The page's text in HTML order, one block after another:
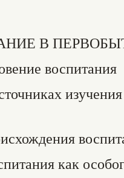
В
воспитания
как